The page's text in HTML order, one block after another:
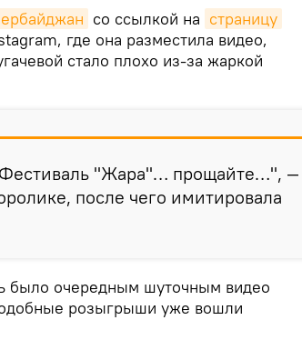
со ссылкой на страницу
где она разместила видео,
стало плохо из-за жаркой
"Жара"… прощайте…", —
после чего имитировала
было очередным шуточным видео
розыгрыши уже вошли